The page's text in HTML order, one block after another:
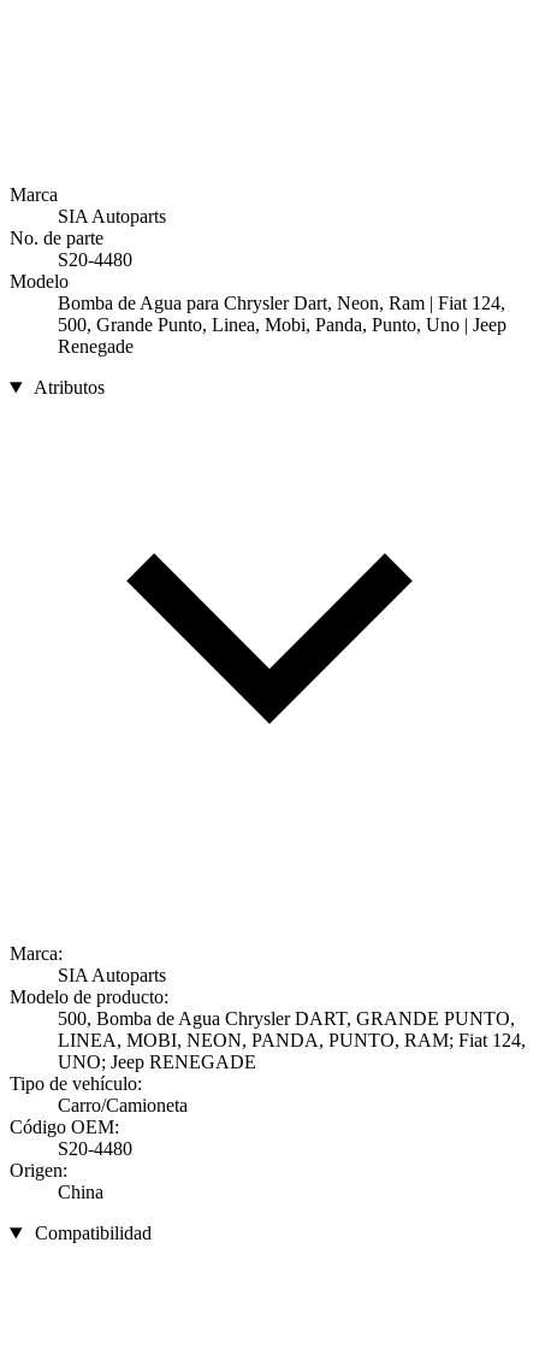
Marca
SIA Autoparts
No. de parte
S20-4480
Modelo
Bomba de Agua para Chrysler Dart, Neon, Ram | Fiat 124,
500, Grande Punto, Linea, Mobi, Panda, Punto, Uno | Jeep
Renegade
Atributos
Marca:
SIA Autoparts
Modelo de producto:
500, Bomba de Agua Chrysler DART, GRANDE PUNTO,
LINEA, MOBI, NEON, PANDA, PUNTO, RAM; Fiat 124,
UNO; Jeep RENEGADE
Tipo de vehículo:
Carro/Camioneta
Código OEM:
S20-4480
Origen:
China
Compatibilidad